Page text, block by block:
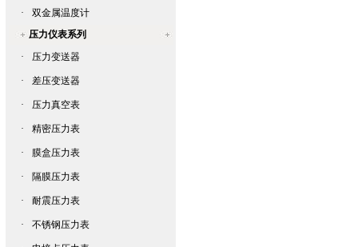
·
双金属温度计
压力仪表系列
·
压力变送器
· 差压变送器
· 压力真空表
· 精密压力表
· 膜盒压力表
· 隔膜压力表
· 耐震压力表
· 不锈钢压力表